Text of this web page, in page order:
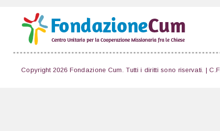
Copyright 2026 Fondazione Cum. Tutti i diritti sono riservati. |